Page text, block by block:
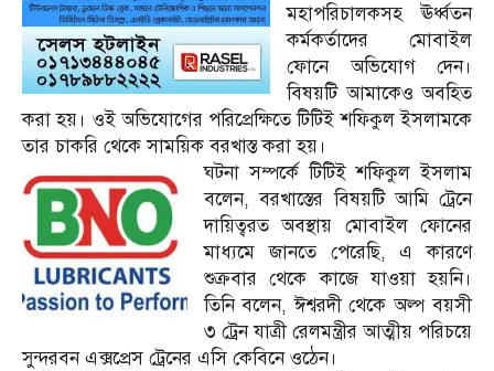
মহাপরিচালকসহ ঊর্ধ্বতন
কর্মকর্তাদের মোবাইল
ফোনে অভিযোগ দেন।
বিষয়টি আমাকেও অবহিত
করা হয়। ওই অভিযোগের পরিপ্রেক্ষিতে টিটিই শফিকুল ইসলামকে
তার চাকরি থেকে সাময়িক বরখাস্ত করা হয়।
ঘটনা সম্পর্কে টিটিই শফিকুল ইসলাম
বলেন, বরখাস্তের বিষয়টি আমি ট্রেনে
দায়িত্বরত অবস্থায় মোবাইল ফোনের
মাধ্যমে জানতে পেরেছি, এ কারণে
শুক্রবার থেকে কাজে যাওয়া হয়নি।
তিনি বলেন, ঈশ্বরদী থেকে অল্প বয়সী
৩ ট্রেন যাত্রী রেলমন্ত্রীর আত্মীয় পরিচয়ে
সুন্দরবন এক্সপ্রেস ট্রেনের এসি কেবিনে ওঠেন।